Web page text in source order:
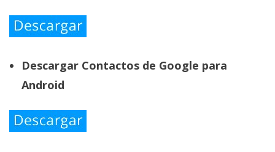
Descargar Contactos de Google para
Android